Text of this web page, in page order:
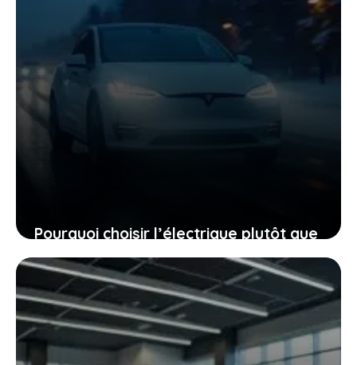
Pourquoi choisir l’électrique plutôt que
le diesel, même quand le mercure
chute à -40 °C
27 janvier 2026